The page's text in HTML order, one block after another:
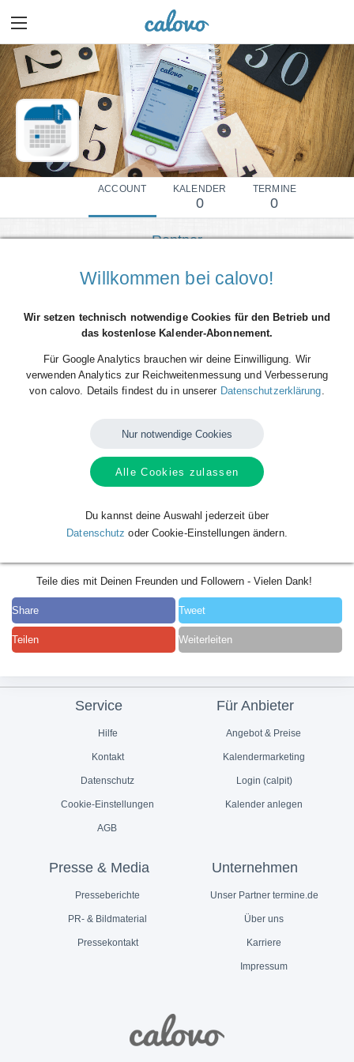
ACCOUNT KALENDER
0
TERMINE
0
Rentner
Mehr Details einblenden
Teile dies mit Deinen Freunden und Followern - Vielen Dank!
Share Tweet
Teilen Weiterleiten
Service
Hilfe
Kontakt
Datenschutz
Cookie-Einstellungen
AGB
Für Anbieter
Angebot & Preise
Kalendermarketing
Login (calpit)
Kalender anlegen
Presse & Media
Presseberichte
PR- & Bildmaterial
Pressekontakt
Unternehmen
Unser Partner termine.de
Über uns
Karriere
Impressum
Willkommen bei calovo!
Wir setzen technisch notwendige Cookies für den Betrieb und
das kostenlose Kalender-Abonnement.
Für Google Analytics brauchen wir deine Einwilligung. Wir
verwenden Analytics zur Reichweitenmessung und Verbesserung
von calovo. Details findest du in unserer Datenschutzerklärung
Nur notwendige Cookies
Alle Cookies zulassen
Du kannst deine Auswahl jederzeit über
Datenschutz oder Cookie-Einstellungen ändern.